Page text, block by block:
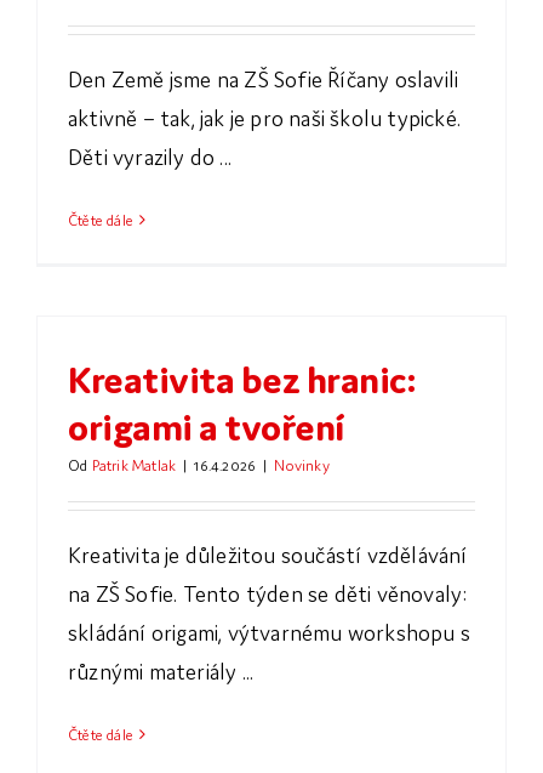
Den Země jsme na ZŠ Sofie Říčany oslavili
aktivně – tak, jak je pro naši školu typické.
Děti vyrazily do ...
Čtěte dále
Kreativita bez hranic:
origami a tvoření
Od Patrik Matlak | 16.4.2026 | Novinky
Kreativita je důležitou součástí vzdělávání
na ZŠ Sofie. Tento týden se děti věnovaly:
skládání origami, výtvarnému workshopu s
různými materiály ...
Čtěte dále